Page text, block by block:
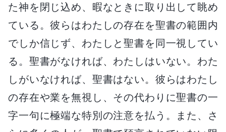
た神を閉じ込め、暇なときに取り出して眺め
ている。彼らはわたしの存在を聖書の範囲内
でしか信じず、わたしと聖書を同一視してい
る。聖書がなければ、わたしはいない。わた
しがいなければ、聖書はない。彼らはわたし
の存在や業を無視し、その代わりに聖書の一
字一句に極端な特別の注意を払う。また、さ